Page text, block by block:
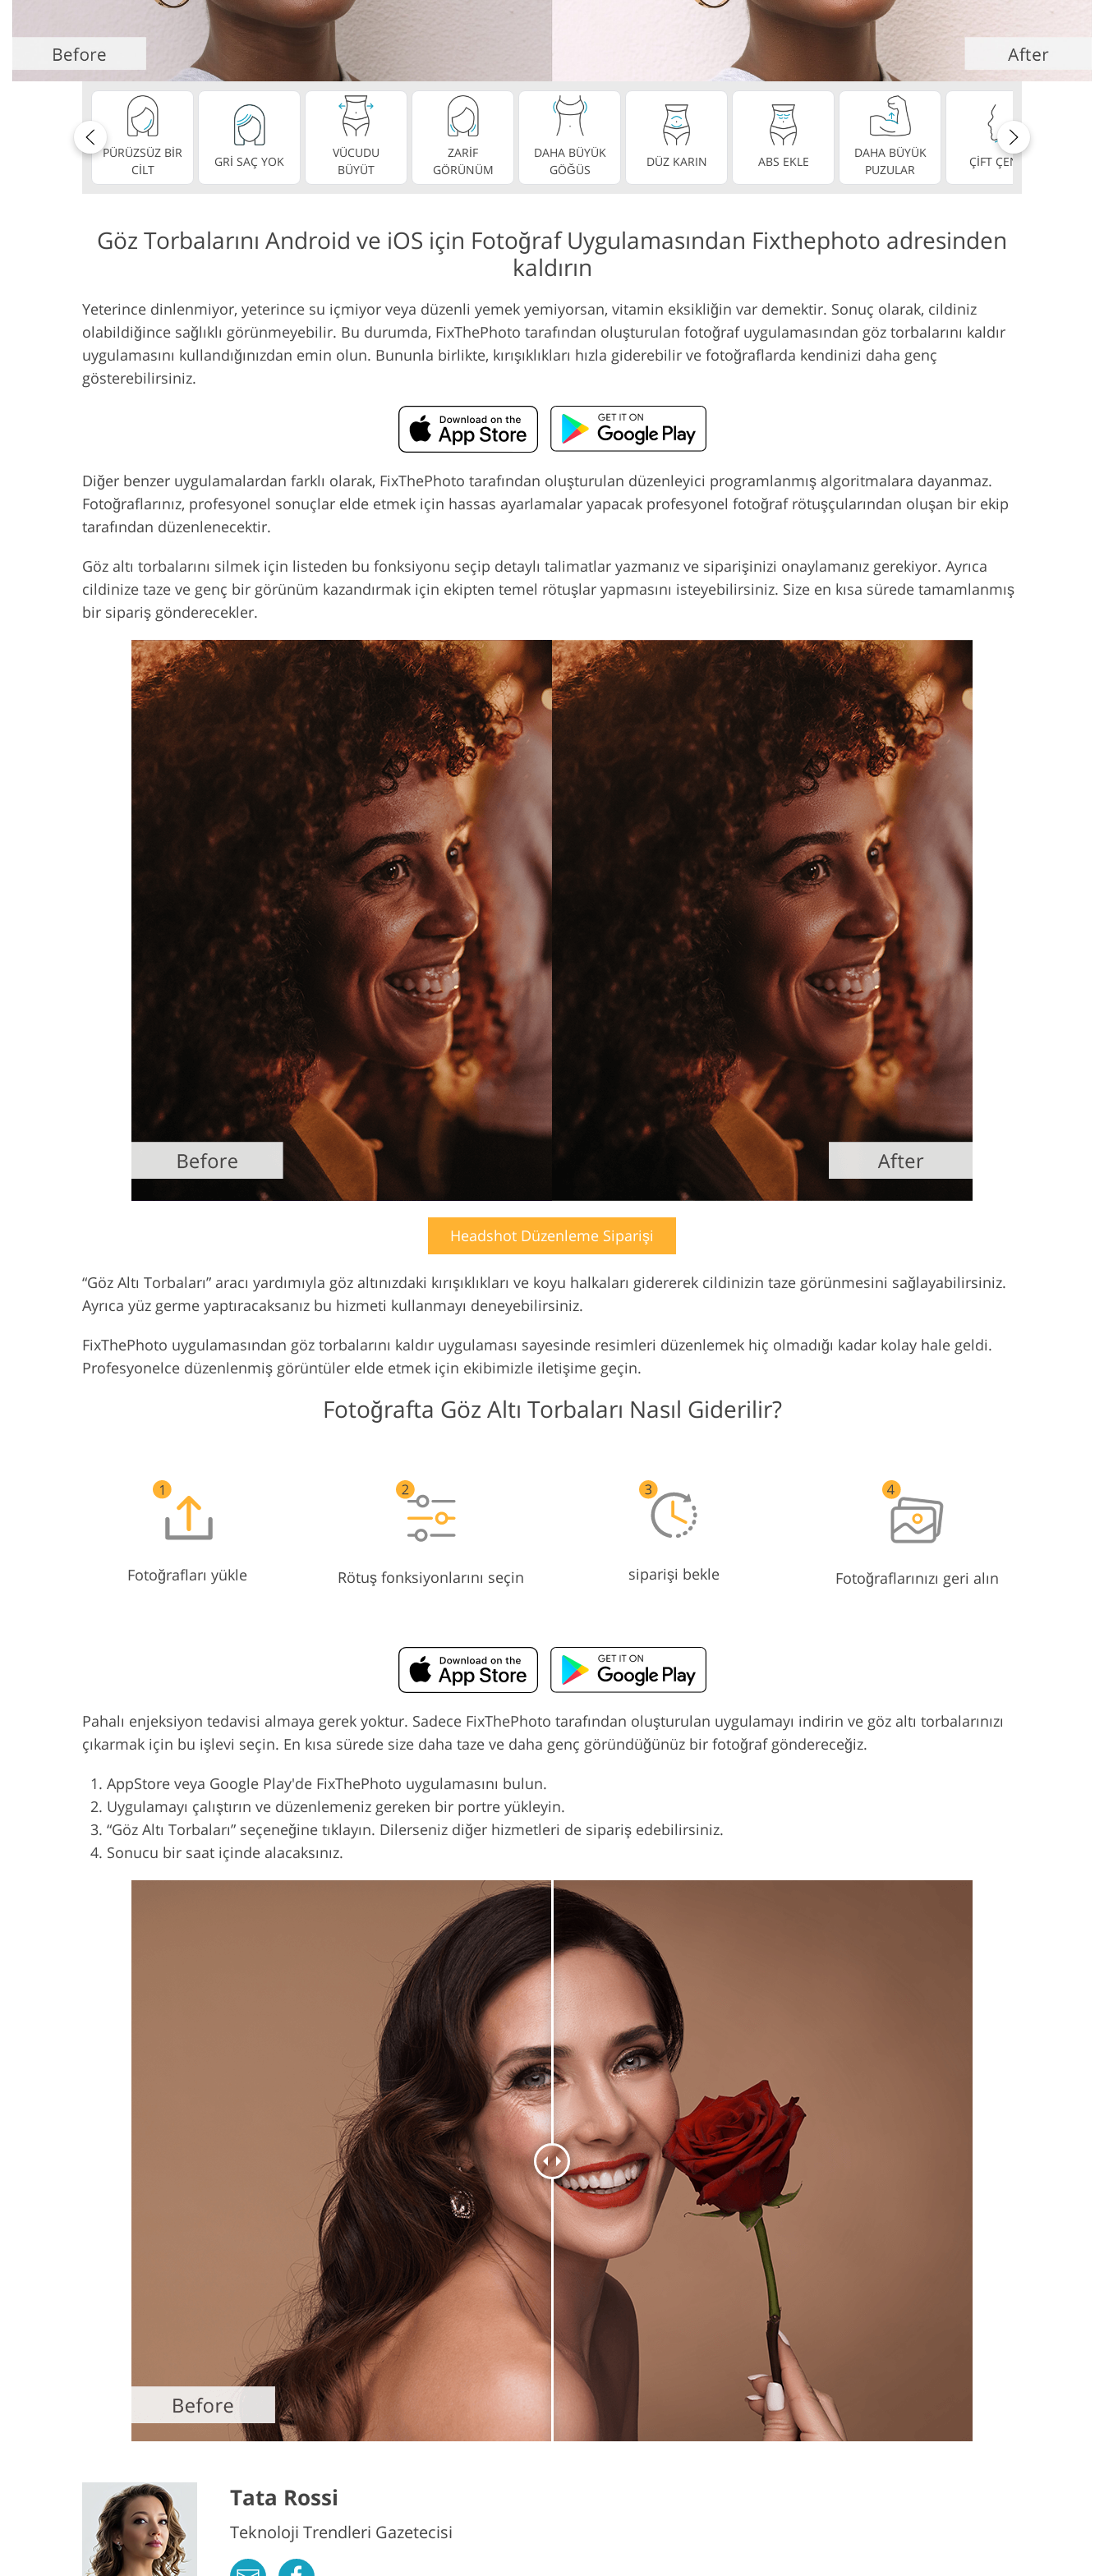
Ürün Rötuş Hizmetleri Mücevher Rötuş Hizmetleri
PÜRÜZSÜZ BİR
CİLT
GRİ SAÇ YOK
VÜCUDU
BÜYÜT
ZARİF
GÖRÜNÜM
DAHA BÜYÜK
GÖĞÜS
DÜZ KARIN ABS EKLE
DAHA BÜYÜK
PUZULAR
ÇİFT ÇENE
Göz Torbalarını Android ve iOS için Fotoğraf Uygulamasından Fixthephoto adresinden
kaldırın
Yeterince dinlenmiyor, yeterince su içmiyor veya düzenli yemek yemiyorsan, vitamin eksikliğin var demektir. Sonuç olarak, cildiniz
olabildiğince sağlıklı görünmeyebilir. Bu durumda, FixThePhoto tarafından oluşturulan fotoğraf uygulamasından göz torbalarını kaldır
uygulamasını kullandığınızdan emin olun. Bununla birlikte, kırışıklıkları hızla giderebilir ve fotoğraflarda kendinizi daha genç
gösterebilirsiniz.
Diğer benzer uygulamalardan farklı olarak, FixThePhoto tarafından oluşturulan düzenleyici programlanmış algoritmalara dayanmaz.
Fotoğraflarınız, profesyonel sonuçlar elde etmek için hassas ayarlamalar yapacak profesyonel fotoğraf rötuşçularından oluşan bir ekip
tarafından düzenlenecektir.
Göz altı torbalarını silmek için listeden bu fonksiyonu seçip detaylı talimatlar yazmanız ve siparişinizi onaylamanız gerekiyor. Ayrıca
cildinize taze ve genç bir görünüm kazandırmak için ekipten temel rötuşlar yapmasını isteyebilirsiniz. Size en kısa sürede tamamlanmış
bir sipariş gönderecekler.
Headshot Düzenleme Siparişi
“Göz Altı Torbaları” aracı yardımıyla göz altınızdaki kırışıklıkları ve koyu halkaları gidererek cildinizin taze görünmesini sağlayabilirsiniz.
Ayrıca yüz germe yaptıracaksanız bu hizmeti kullanmayı deneyebilirsiniz.
FixThePhoto uygulamasından göz torbalarını kaldır uygulaması sayesinde resimleri düzenlemek hiç olmadığı kadar kolay hale geldi.
Profesyonelce düzenlenmiş görüntüler elde etmek için ekibimizle iletişime geçin.
Fotoğrafta Göz Altı Torbaları Nasıl Giderilir?
Fotoğrafları yükle Rötuş fonksiyonlarını seçin siparişi bekle Fotoğraflarınızı geri alın
Pahalı enjeksiyon tedavisi almaya gerek yoktur. Sadece FixThePhoto tarafından oluşturulan uygulamayı indirin ve göz altı torbalarınızı
çıkarmak için bu işlevi seçin. En kısa sürede size daha taze ve daha genç göründüğünüz bir fotoğraf göndereceğiz.
AppStore veya Google Play'de FixThePhoto uygulamasını bulun.
Uygulamayı çalıştırın ve düzenlemeniz gereken bir portre yükleyin.
“Göz Altı Torbaları” seçeneğine tıklayın. Dilerseniz diğer hizmetleri de sipariş edebilirsiniz.
Sonucu bir saat içinde alacaksınız.
Tata Rossi
Teknoloji Trendleri Gazetecisi